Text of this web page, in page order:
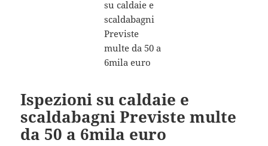
Ispezioni su caldaie e
scaldabagni Previste multe
da 50 a 6mila euro